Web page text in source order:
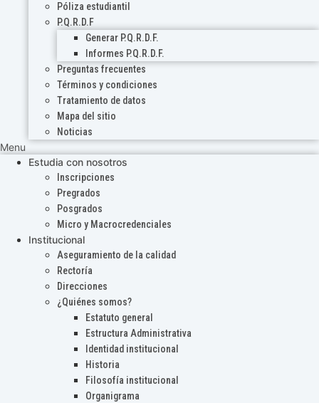
Póliza estudiantil
P.Q.R.D.F
Generar P.Q.R.D.F.
Informes P.Q.R.D.F.
Preguntas frecuentes
Términos y condiciones
Tratamiento de datos
Mapa del sitio
Noticias
Menu
Estudia con nosotros
Inscripciones
Pregrados
Posgrados
Micro y Macrocredenciales
Institucional
Aseguramiento de la calidad
Rectoría
Direcciones
¿Quiénes somos?
Estatuto general
Estructura Administrativa
Identidad institucional
Historia
Filosofía institucional
Organigrama